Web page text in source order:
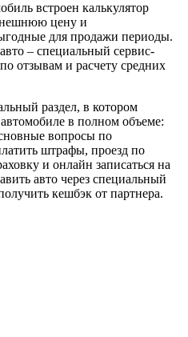
встроен калькулятор
цену и
для продажи периоды.
– специальный сервис-
отзывам и расчету средних
раздел, в котором
в полном объеме:
вопросы по
штрафы, проезд по
и онлайн записаться на
авто через специальный
кешбэк от партнера.